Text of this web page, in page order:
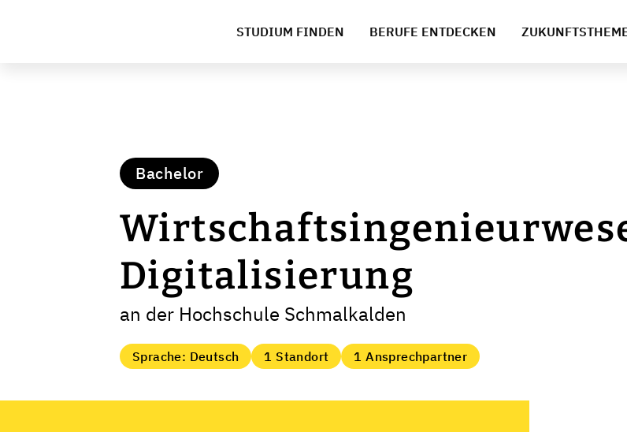
STUDIUM FINDEN BERUFE ENTDECKEN
Bachelor
Digitalisierung
an der Hochschule Schmalkalden
Sprache: Deutsch 1 Standort 1 Ansprechpartner